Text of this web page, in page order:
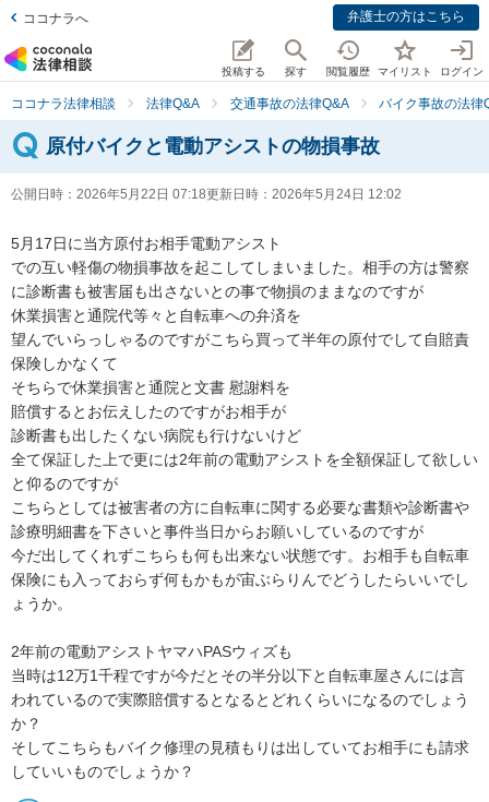
ココナラへ 弁護士の方はこちら
投稿する 探す 閲覧履歴 マイリスト ログイン
ココナラ法律相談 法律Q&A 交通事故の法律Q&A バイク事故の法律
原付バイクと電動アシストの物損事故
公開日時： 2026年5月22日 07:18更新日時： 2026年5月24日 12:02
5月17日に当方原付お相手電動アシスト
での互い軽傷の物損事故を起こしてしまいました。相手の方は警察
に診断書も被害届も出さないとの事で物損のままなのですが
休業損害と通院代等々と自転車への弁済を
望んでいらっしゃるのですがこちら買って半年の原付でして自賠責
保険しかなくて
そちらで休業損害と通院と文書 慰謝料を
賠償するとお伝えしたのですがお相手が
診断書も出したくない病院も行けないけど
全て保証した上で更には2年前の電動アシストを全額保証して欲しい
と仰るのですが
こちらとしては被害者の方に自転車に関する必要な書類や診断書や
診療明細書を下さいと事件当日からお願いしているのですが
今だ出してくれずこちらも何も出来ない状態です。お相手も自転車
保険にも入っておらず何もかもが宙ぶらりんでどうしたらいいでし
ょうか。
2年前の電動アシストヤマハPASウィズも
当時は12万1千程ですが今だとその半分以下と自転車屋さんには言
われているので実際賠償するとなるとどれくらいになるのでしょう
か？
そしてこちらもバイク修理の見積もりは出していてお相手にも請求
していいものでしょうか？